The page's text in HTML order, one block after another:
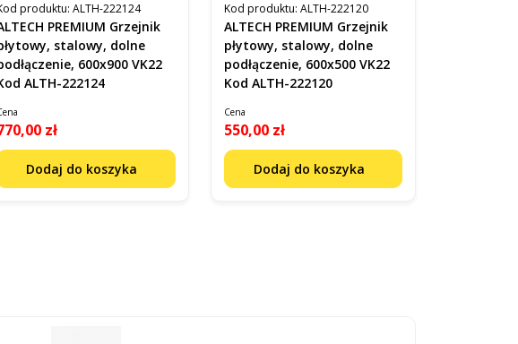
produktu:ALTH-222124
PREMIUM Grzejnik
stalowy, dolne
600x900 VK22
ALTH-222124
zł
Dodaj do koszyka
Kod produktu: ALTH-222120
ALTECH PREMIUM Grzejnik
płytowy, stalowy, dolne
podłączenie, 600x500 VK22
Kod ALTH-222120
Cena
550,00 zł
Dodaj do koszyka